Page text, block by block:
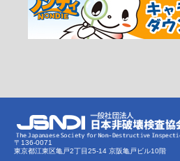
〒136-0071
東京都江東区亀戸2丁目25-14 京阪亀戸ビル10階